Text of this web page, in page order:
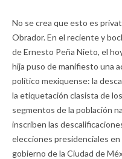
No se crea que esto es
Obrador. En el reciente y
de Ernesto Peña Nieto, el
hija puso de manifiesto una
político mexiquense: la
la etiquetación clasista de
segmentos de la población
inscriben las
elecciones presidenciales
gobierno de la Ciudad de